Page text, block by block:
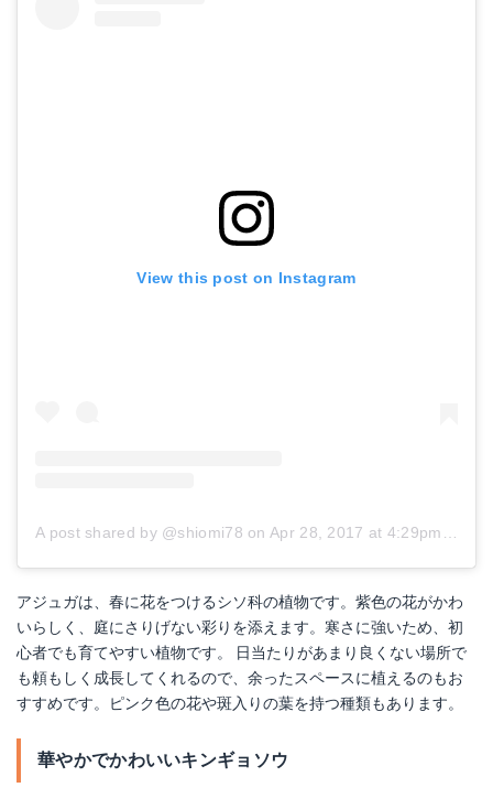
View this post on Instagram
A post shared by @shiomi78 on Apr 28, 2017 at 4:29pm PDT
アジュガは、春に花をつけるシソ科の植物です。紫色の花がかわ
いらしく、庭にさりげない彩りを添えます。寒さに強いため、初
心者でも育てやすい植物です。 日当たりがあまり良くない場所で
も頼もしく成長してくれるので、余ったスペースに植えるのもお
すすめです。ピンク色の花や斑入りの葉を持つ種類もあります。
華やかでかわいいキンギョソウ